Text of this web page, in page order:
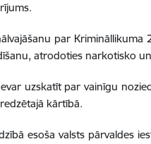
par Krimināllikuma
atrodoties narkotisko
uzskatīt par vainīgu
kārtībā.
esoša valsts pārvaldes